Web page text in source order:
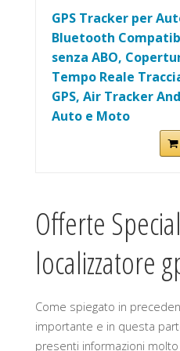
GPS Tracker per
Bluetooth
senza ABO,
Tempo Reale
GPS, Air Tracker
Auto e Moto
Offerte
localizzatore
Come spiegato in
importante e in questa
presenti informazioni